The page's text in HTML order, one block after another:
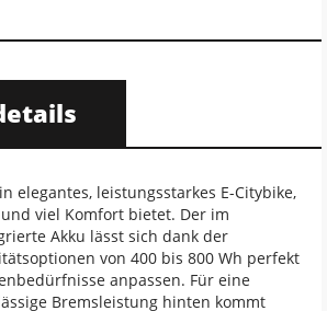
elegantes, leistungsstarkes E-Citybike,
viel Komfort bietet. Der im
Akku lässt sich dank der
von 400 bis 800 Wh perfekt
anpassen. Für eine
Bremsleistung hinten kommt